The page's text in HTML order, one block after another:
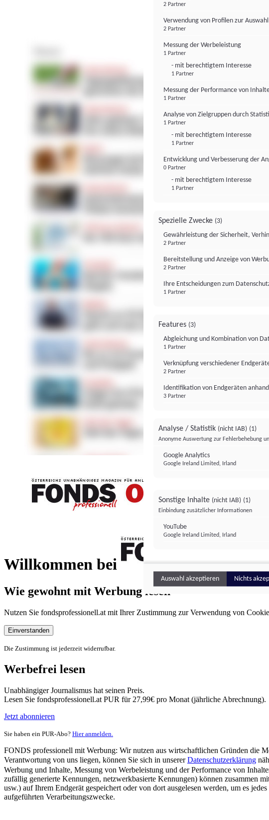
Willkommen bei
FONDS professionell
Wie gewohnt mit Werbung lesen
Nutzen Sie fondsprofessionell.at mit Ihrer Zustimmung zur Verwendung von
Einverstanden
Die Zustimmung ist jederzeit widerrufbar.
Werbefrei lesen
Unabhängiger Journalismus hat seinen Preis.
Lesen Sie fondsprofessionell.at PUR für 27,99€ pro Monat (jährliche Abrechnung).
Jetzt abonnieren
Sie haben ein PUR-Abo? Hier anmelden.
FONDS professionell mit Werbung: Wir nutzen aus wirtschaftlichen Gründen die
Verantwortung von uns liegen, können Sie sich in unsererDatenschutzerklärung
Werbung und Inhalte, Messung von Werbeleistung und der Performance von
zufällig generierte Kennungen, netzwerkbasierte Kennungen) können zusammen
usw.) auf Ihrem Endgerät gespeichert oder von dort ausgelesen werden, um es
aufgeführten Verarbeitungszwecke.
2 Partner
Verwendung von Profilen zur
2 Partner
Messung der Werbeleistung
1 Partner
- mit berechtigtem Interesse
1 Partner
Messung der Performance von
1 Partner
Analyse von Zielgruppen durch
1 Partner
- mit berechtigtem Interesse
1 Partner
Entwicklung und Verbesserung der
0 Partner
- mit berechtigtem Interesse
1 Partner
Spezielle Zwecke (3)
Gewährleistung der Sicherheit,
2 Partner
Bereitstellung und Anzeige von
2 Partner
Ihre Entscheidungen zum
1 Partner
Features (3)
Abgleichung und Kombination von
1 Partner
Verknüpfung verschiedener
2 Partner
Identifikation von Endgeräten
3 Partner
Analyse / Statistik (nicht IAB) (1)
Anonyme Auswertung zur Fehlerbehebung
Google Analytics
Google Ireland Limited, Irland
Sonstige Inhalte (nicht IAB) (1)
Einbindung zusätzlicher Informationen
YouTube
Google Ireland Limited, Irland
Auswahl akzeptieren Nichts